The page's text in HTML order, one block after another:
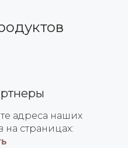
адреса наших
на страницах: